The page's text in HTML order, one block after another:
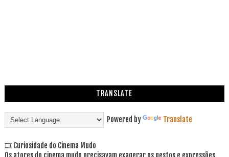
TRANSLATE
Powered by Translate
🎞 Curiosidade do Cinema Mudo
Os atores do cinema mudo precisavam exagerar os gestos e expressões